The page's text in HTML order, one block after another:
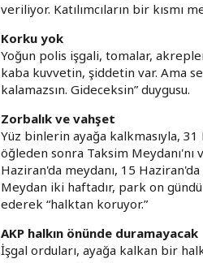
veriliyor. Katılımcıların bir kısmı
Korku yok
Yoğun polis işgali, tomalar,
kaba kuvvetin, şiddetin var. Ama
kalamazsın. Gideceksin” duygusu.
Zorbalık ve vahşet
Yüz binlerin ayağa kalkmasıyla,
öğleden sonra Taksim Meydanı'nı
Haziran'da meydanı, 15
Meydan iki haftadır, park on
ederek “halktan koruyor.”
AKP halkın önünde duramayacak
İşgal orduları, ayağa kalkan bir